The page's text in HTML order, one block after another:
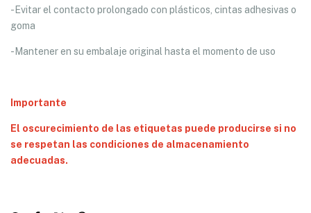
-Evitar el contacto prolongado con plásticos, cintas adhesivas o
goma
-Mantener en su embalaje original hasta el momento de uso
Importante
El oscurecimiento de las etiquetas puede producirse si no
se respetan las condiciones de almacenamiento
adecuadas.